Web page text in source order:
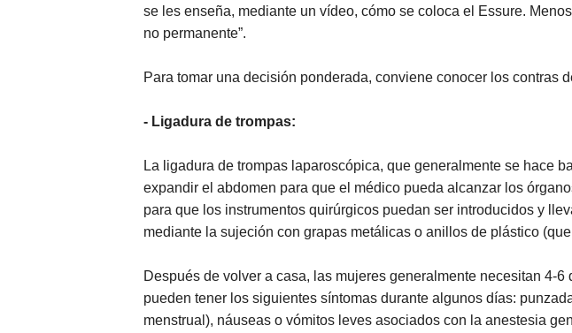
se les enseña, mediante un vídeo, cómo se coloca el Essure.
no permanente”.
Para tomar una decisión ponderada, conviene conocer los contras
- Ligadura de trompas:
La ligadura de trompas laparoscópica, que generalmente se hace
expandir el abdomen para que el médico pueda alcanzar los
para que los instrumentos quirúrgicos puedan ser introducidos y
mediante la sujeción con grapas metálicas o anillos de plástico
Después de volver a casa, las mujeres generalmente necesitan 4-
pueden tener los siguientes síntomas durante algunos días:
menstrual), náuseas o vómitos leves asociados con la anestesia